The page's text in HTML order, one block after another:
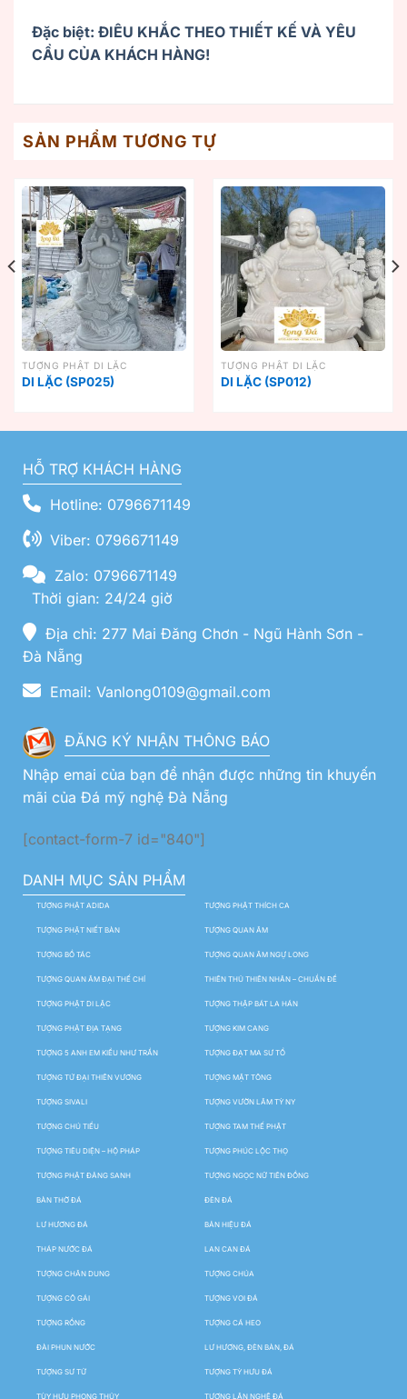
Đặc biệt: ĐIÊU KHẮC THEO THIẾT KẾ VÀ YÊU
CẦU CỦA KHÁCH HÀNG!
SẢN PHẨM TƯƠNG TỰ
TƯỢNG PHẬT DI LẶC
DI LẶC (SP025)
TƯỢNG PHẬT DI LẶC
DI LẶC (SP012)
HỖ TRỢ KHÁCH HÀNG
Hotline: 0796671149
Viber: 0796671149
Zalo: 0796671149
Thời gian: 24/24 giờ
Địa chỉ: 277 Mai Đăng Chơn - Ngũ Hành Sơn -
Đà Nẵng
Email: Vanlong0109@gmail.com
ĐĂNG KÝ NHẬN THÔNG BÁO
Nhập emai của bạn để nhận được những tin khuyến
mãi của Đá mỹ nghệ Đà Nẵng
[contact-form-7 id="840"]
DANH MỤC SẢN PHẨM
TƯỢNG PHẬT ADIDA TƯỢNG PHẬT THÍCH CA
TƯỢNG PHẬT NIẾT BÀN TƯỢNG QUAN ÂM
TƯỢNG BỒ TÁC TƯỢNG QUAN ÂM NGỰ LONG
TƯỢNG QUAN ÂM ĐẠI THẾ CHÍ THIÊN THỦ THIÊN NHÃN – CHUẨN ĐỀ
TƯỢNG PHẬT DI LẶC TƯỢNG THẬP BÁT LA HÁN
TƯỢNG PHẬT ĐỊA TẠNG TƯỢNG KIM CANG
TƯỢNG 5 ANH EM KIỀU NHƯ TRẦN TƯỢNG ĐẠT MA SƯ TỔ
TƯỢNG TỨ ĐẠI THIÊN VƯƠNG TƯỢNG MẬT TÔNG
TƯỢNG SIVALI TƯỢNG VƯỜN LÂM TỲ NY
TƯỢNG CHÚ TIỂU TƯỢNG TAM THẾ PHẬT
TƯỢNG TIÊU DIỆN – HỘ PHÁP TƯỢNG PHÚC LỘC THỌ
TƯỢNG PHẬT ĐẢNG SANH TƯỢNG NGỌC NỮ TIÊN ĐỒNG
BÀN THỜ ĐÁ ĐÈN ĐÁ
LƯ HƯƠNG ĐÁ BẢN HIỆU ĐÁ
THÁP NƯỚC ĐÁ LAN CAN ĐÁ
TƯỢNG CHÂN DUNG TƯỢNG CHÚA
TƯỢNG CÔ GÁI TƯỢNG VOI ĐÁ
TƯỢNG RỒNG TƯỢNG CÁ HEO
ĐÀI PHUN NƯỚC LƯ HƯƠNG, ĐÈN BÀN, ĐÁ
TƯỢNG SƯ TỬ TƯỢNG TỲ HƯU ĐÁ
TÙY HƯU PHONG THỦY TƯỢNG LÂN NGHÊ ĐÁ